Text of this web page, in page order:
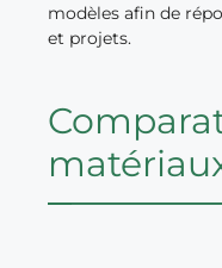
modèles afin de
et projets.